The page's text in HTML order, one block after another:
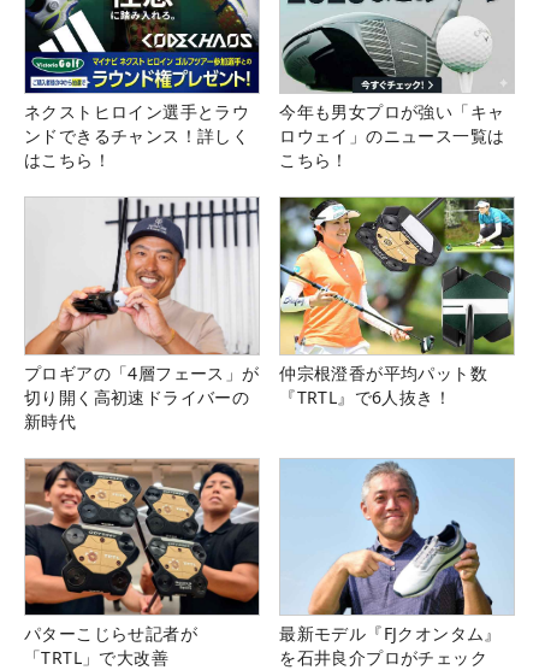
ネクストヒロイン選手とラウ
ンドできるチャンス！詳しく
はこちら！
今年も男女プロが強い「キャ
ロウェイ」のニュース一覧は
こちら！
プロギアの「4層フェース」が
切り開く高初速ドライバーの
新時代
仲宗根澄香が平均パット数
『TRTL』で6人抜き！
パターこじらせ記者が
「TRTL」で大改善
最新モデル『FJクオンタム』
を石井良介プロがチェック